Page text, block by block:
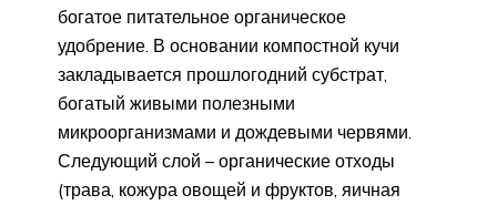
богатое питательное органическое
удобрение. В основании компостной кучи
закладывается прошлогодний субстрат,
богатый живыми полезными
микроорганизмами и дождевыми червями.
Следующий слой – органические отходы
(трава, кожура овощей и фруктов, яичная